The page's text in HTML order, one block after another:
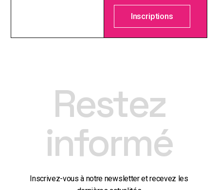
Inscriptions
Restez
informé
Inscrivez-vous à notre newsletter et recevez les